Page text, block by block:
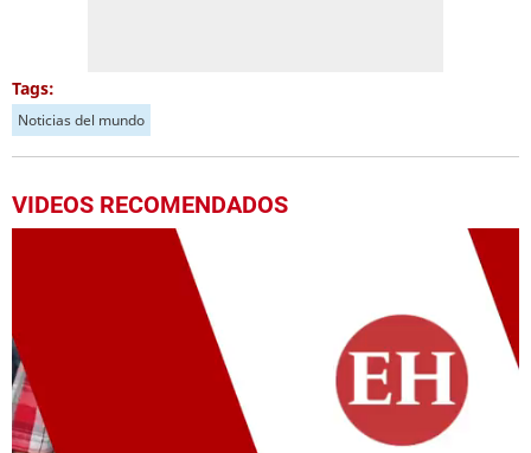
Tags:
Noticias del mundo
VIDEOS RECOMENDADOS